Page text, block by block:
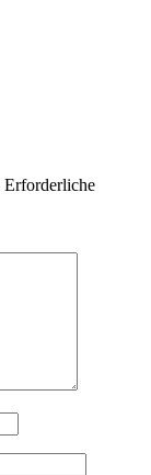
Erforderliche